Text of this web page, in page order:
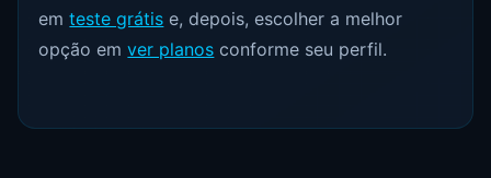
emteste grátis e, depois, escolher a melhor
opção emver planos conforme seu perfil.